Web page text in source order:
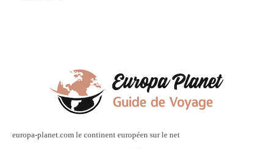
europa-planet.com le continent européen sur le net